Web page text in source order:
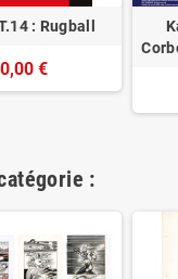
: Rugball
€
: